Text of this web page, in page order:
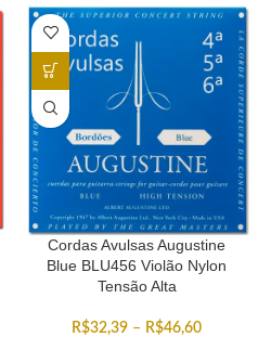
Cordas Avulsas Augustine
Blue BLU456 Violão Nylon
Tensão Alta
R$32,39 – R$46,60